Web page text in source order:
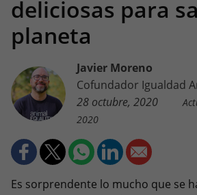
deliciosas para
planeta
Javier Moreno
Cofundador Igualdad
28 octubre, 2020
2020
Es sorprendente lo mucho que se